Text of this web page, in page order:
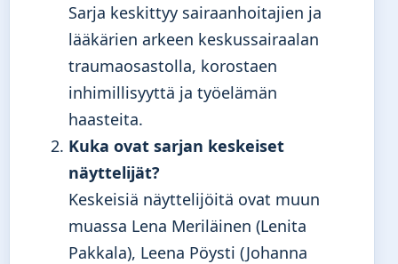
Sarja keskittyy sairaanhoitajien ja
lääkärien arkeen keskussairaalan
traumaosastolla, korostaen
inhimillisyyttä ja työelämän
haasteita.
Kuka ovat sarjan keskeiset
näyttelijät?
Keskeisiä näyttelijöitä ovat muun
muassa Lena Meriläinen (Lenita
Pakkala), Leena Pöysti (Johanna